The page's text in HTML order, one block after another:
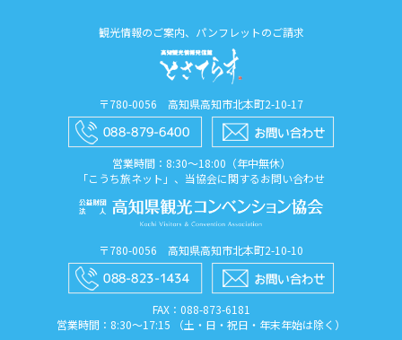
観光情報のご案内、パンフレットのご請求
〒780-0056 高知県高知市北本町2-10-17
営業時間：8:30〜18:00（年中無休）
「こうち旅ネット」、当協会に関するお問い合わせ
〒780-0056 高知県高知市北本町2-10-10
FAX：088​-873​-6181
営業時間：8:30〜17:15 （土・日・祝日・年末年始は除く）